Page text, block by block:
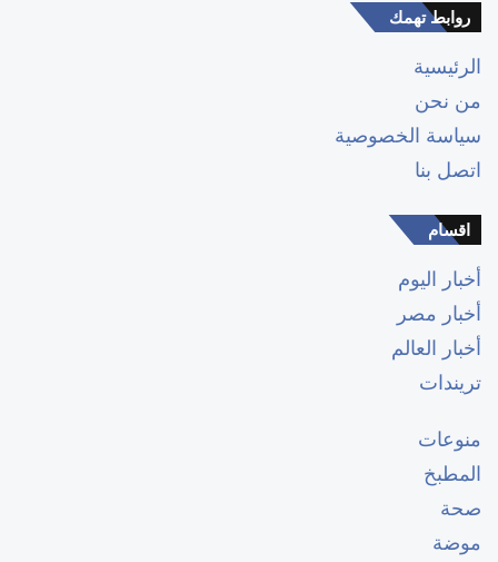
روابط تهمك
الرئيسية
من نحن
سياسة الخصوصية
اتصل بنا
اقسام
أخبار اليوم
أخبار مصر
أخبار العالم
تريندات
منوعات
المطبخ
صحة
موضة